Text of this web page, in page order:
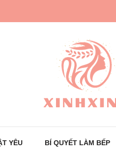
XinhXinh
Trang tin tức cho phái
YÊU BÍ QUYẾT LÀM BẾP